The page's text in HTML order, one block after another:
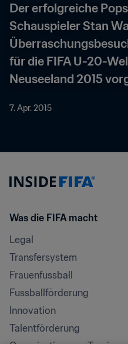
Der erfolgreiche
Schauspieler Stan
für die FIFA U-20-
Neuseeland 2015
7. Apr. 2015
Was die FIFA macht
Legal
Transfersystem
Frauenfussball
Fussballförderung
Innovation
Talentförderung